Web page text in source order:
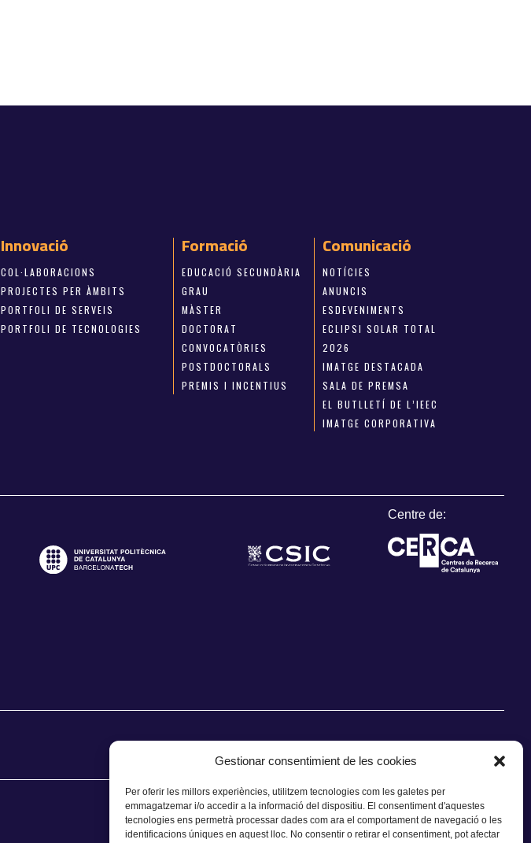
Gestionar consentimient de les cookies
Per oferir les millors experiències, utilitzem tecnologies com les galetes per
emmagatzemar i/o accedir a la informació del dispositiu. El consentiment d'aquestes
tecnologies ens permetrà processar dades com ara el comportament de navegació o les
identificacions úniques en aquest lloc. No consentir o retirar el consentiment, pot afectar
Innovació
COL·LABORACIONS
PROJECTES PER ÀMBITS
PORTFOLI DE SERVEIS
PORTFOLI DE TECNOLOGIES
Formació
EDUCACIÓ SECUNDÀRIA
GRAU
MÀSTER
DOCTORAT
CONVOCATÒRIES
POSTDOCTORALS
PREMIS I INCENTIUS
Comunicació
NOTÍCIES
ANUNCIS
ESDEVENIMENTS
ECLIPSI SOLAR TOTAL
2026
IMATGE DESTACADA
SALA DE PREMSA
EL BUTLLETÍ DE L’IEEC
IMATGE CORPORATIVA
Centre de:
CONTACTE